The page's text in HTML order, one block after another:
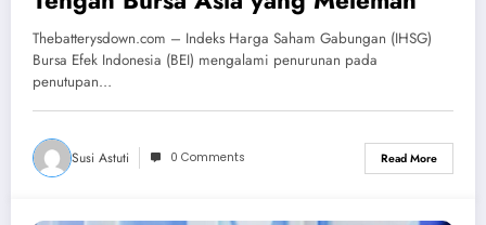
Thebatterysdown.com – Indeks Harga Saham Gabungan (IHSG)
Bursa Efek Indonesia (BEI) mengalami penurunan pada
penutupan…
Susi Astuti 0 Comments Read More